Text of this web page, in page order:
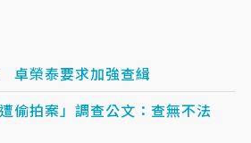
卓榮泰要求加強查緝
偷拍案」調查公文：查無不法